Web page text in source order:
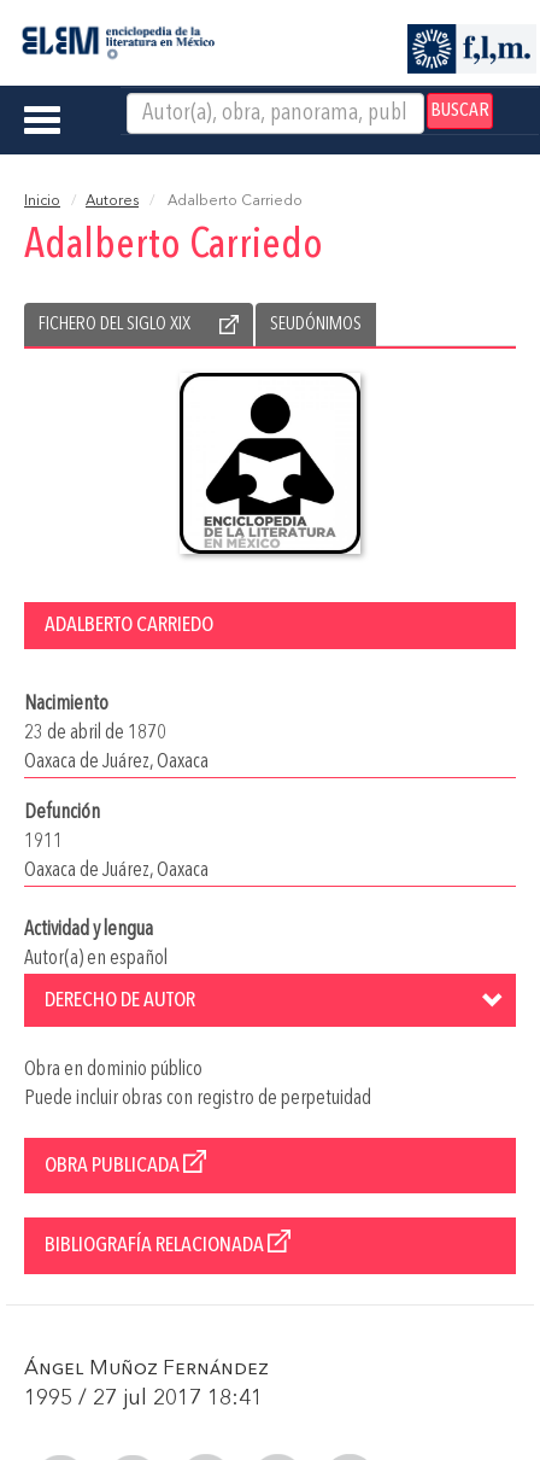
BUSCAR
Toggle
Inicio Autores Adalberto Carriedo
Adalberto Carriedo
FICHERO DEL SIGLO XIX SEUDÓNIMOS
ADALBERTO CARRIEDO
Nacimiento
23 de abril de 1870
Oaxaca de Juárez, Oaxaca
Defunción
1911
Oaxaca de Juárez, Oaxaca
Actividad y lengua
Autor(a) en español
DERECHO DE AUTOR
Obra en dominio público
Puede incluir obras con registro de perpetuidad
OBRA PUBLICADA
BIBLIOGRAFÍA RELACIONADA
Ángel Muñoz Fernández
1995 / 27 jul 2017 18:41